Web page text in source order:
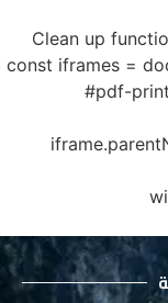
`; }// Clean up
const iframes =
#pdf-